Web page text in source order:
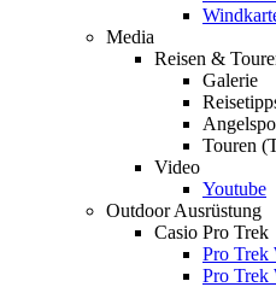
Media
Reisen &
Galerie
Touren
Video
Youtube
Outdoor Ausrüstung
Casio Pro Trek
Pro Trek
Pro Trek